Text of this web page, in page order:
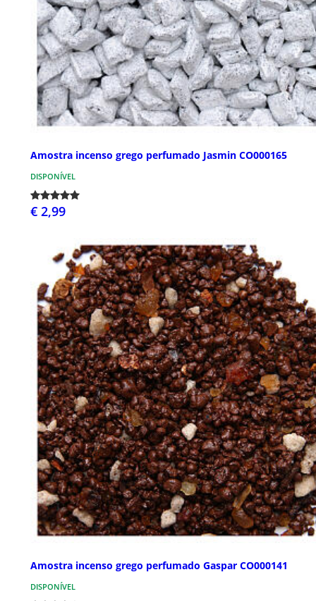
Amostra incenso grego perfumado Jasmin CO000165
DISPONÍVEL
€ 2,99
Amostra incenso grego perfumado Gaspar CO000141
DISPONÍVEL